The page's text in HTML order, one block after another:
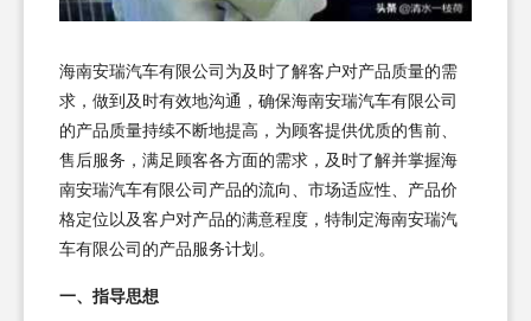
海南安瑞汽车有限公司为及时了解客户对产品质量的需
求，做到及时有效地沟通，确保海南安瑞汽车有限公司
的产品质量持续不断地提高，为顾客提供优质的售前、
售后服务，满足顾客各方面的需求，及时了解并掌握海
南安瑞汽车有限公司产品的流向、市场适应性、产品价
格定位以及客户对产品的满意程度，特制定海南安瑞汽
车有限公司的产品服务计划。
一、指导思想